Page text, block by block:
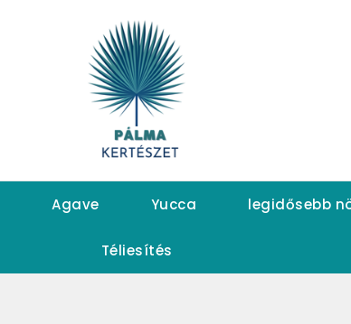
Agave Yucca legidősebb
Téliesítés